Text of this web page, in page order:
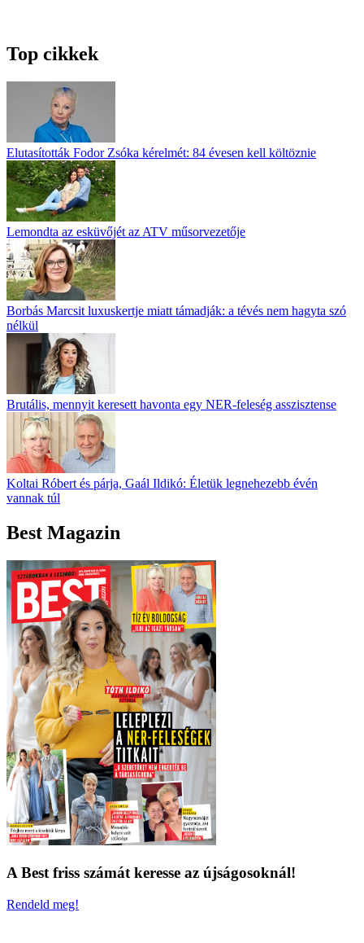
Top cikkek
Elutasították Fodor Zsóka kérelmét: 84 évesen kell költöznie
Lemondta az esküvőjét az ATV műsorvezetője
Borbás Marcsit luxuskertje miatt támadják: a tévés nem hagyta szó
nélkül
Brutális, mennyit keresett havonta egy NER-feleség asszisztense
Koltai Róbert és párja, Gaál Ildikó: Életük legnehezebb évén
vannak túl
Best Magazin
A Best friss számát keresse az újságosoknál!
Rendeld meg!